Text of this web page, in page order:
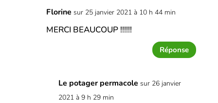
Florine sur 25 janvier 2021 à 10 h 44 min
MERCI BEAUCOUP !!!!!!
Réponse
Le potager permacole sur 26 janvier
2021 à 9 h 29 min